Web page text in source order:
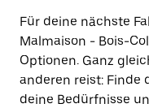
Für deine nächste
Malmaison - Bois-
Optionen. Ganz
anderen reist: Finde
deine Bedürfnisse